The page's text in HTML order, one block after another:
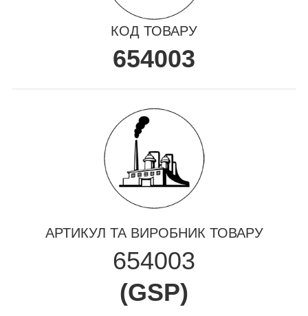
КОД ТОВАРУ
654003
АРТИКУЛ ТА ВИРОБНИК ТОВАРУ
654003
(GSP)